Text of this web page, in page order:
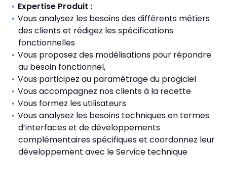
Expertise Produit :
Vous analysez les besoins des différents métiers
des clients et rédigez les spécifications
fonctionnelles
Vous proposez des modélisations pour répondre
au besoin fonctionnel,
Vous participez au paramétrage du progiciel
Vous accompagnez nos clients à la recette
Vous formez les utilisateurs
Vous analysez les besoins techniques en termes
d’interfaces et de développements
complémentaires spécifiques et coordonnez leur
développement avec le Service technique